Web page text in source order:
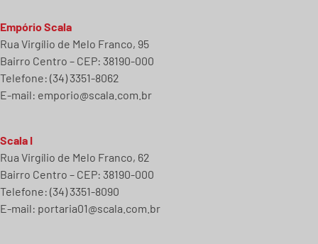
Empório Scala
Rua Virgílio de Melo Franco, 95
Bairro Centro – CEP: 38190-000
Telefone: (34) 3351-8062
E-mail: emporio@scala.com.br
Scala I
Rua Virgílio de Melo Franco, 62
Bairro Centro – CEP: 38190-000
Telefone: (34) 3351-8090
E-mail: portaria01@scala.com.br